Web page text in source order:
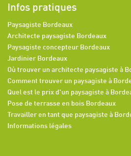
Infos pratiques
Paysagiste Bordeaux
Architecte paysagiste Bordeaux
Paysagiste concepteur Bordeaux
Jardinier Bordeaux
Où trouver un architecte paysagiste à
Comment trouver un paysagiste à
Quel est le prix d'un paysagiste à
Pose de terrasse en bois Bordeaux
Travailler en tant que paysagiste à
Informations légales